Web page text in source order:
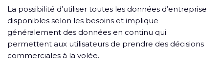
La possibilité d’utiliser toutes les données d’entreprise
disponibles selon les besoins et implique
généralement des données en continu qui
permettent aux utilisateurs de prendre des décisions
commerciales à la volée.